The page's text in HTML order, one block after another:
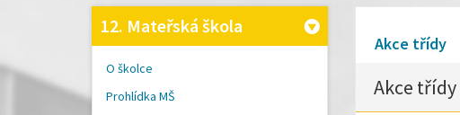
12. Mateřská škola
O školce
Prohlídka MŠ
Akce třídy
Akce třídy